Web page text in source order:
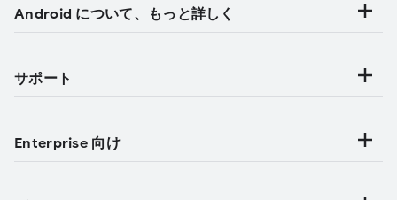
Android について、もっと詳しく
サポート
Enterprise 向け